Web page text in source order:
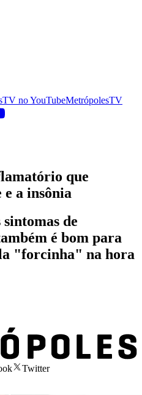
noYouTubeMetrópolesTV
que
e a insônia
de
é bom para
"forcinha" na hora
Twitter